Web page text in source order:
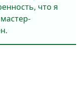
что я